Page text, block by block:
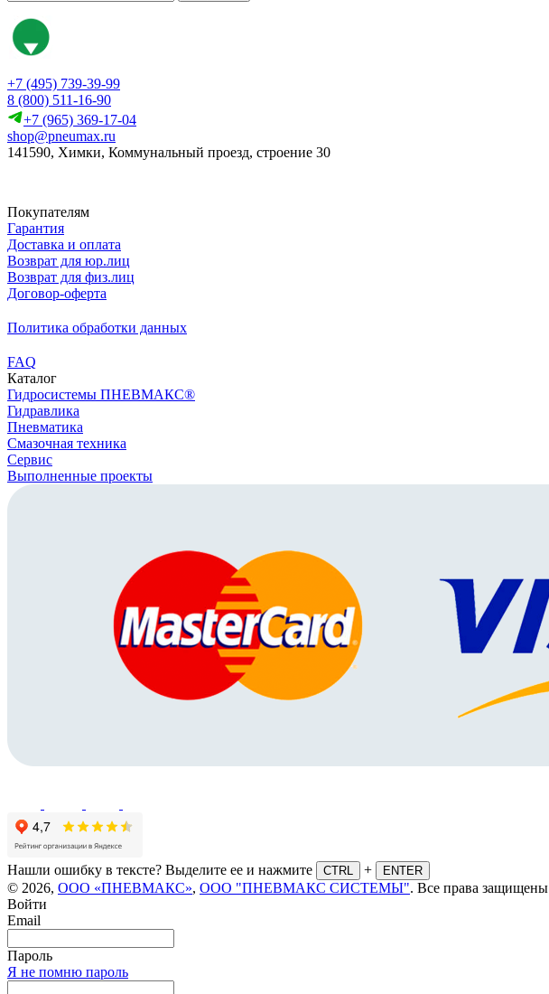
+7 (495) 739-39-99
8 (800) 511-16-90
+7 (965) 369-17-04
shop@pneumax.ru
141590, Химки, Коммунальный проезд, строение 30
Покупателям
Гарантия
Доставка и оплата
Возврат для юр.лиц
Возврат для физ.лиц
Договор-оферта
Политика обработки данных
FAQ
Каталог
Гидросистемы ПНЕВМАКС®
Гидравлика
Пневматика
Смазочная техника
Сервис
Выполненные проекты
Нашли ошибку в тексте? Выделите ее и нажмите CTRL + ENTER
© 2026, ООО «ПНЕВМАКС», ООО "ПНЕВМАКС СИСТЕМЫ". Все права защищены
Войти
Email
Пароль
Я не помню пароль